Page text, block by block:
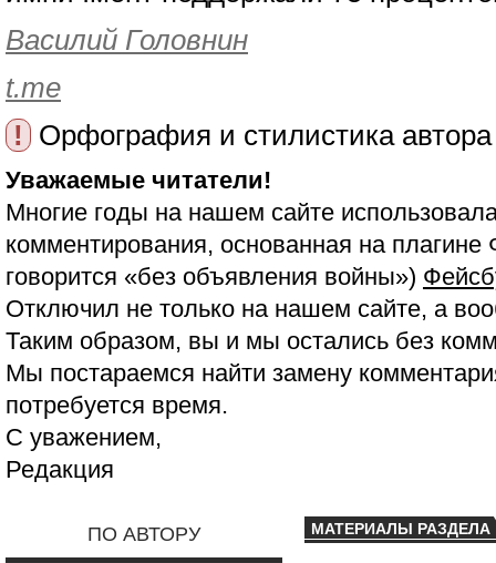
Василий Головнин
t.me
!
Орфография и стилистика
Уважаемые читатели!
Многие годы на нашем сайте
комментирования, основанная на
говорится «без объявления войны»)
Отключил не только на нашем сайте, а
Таким образом, вы и мы остались без
Мы постараемся найти замену
потребуется время.
С уважением,
Редакция
ПО АВТОРУ МАТЕРИАЛЫ РАЗДЕЛА